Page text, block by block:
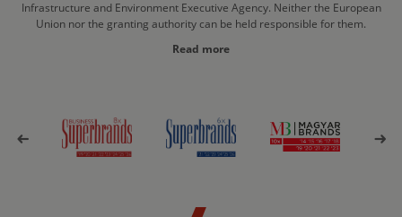
Infrastructure and Environment Executive Agency. Neither the European
Union nor the granting authority can be held responsible for them.
Read more